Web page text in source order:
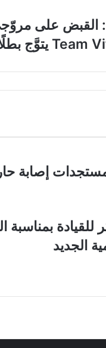
القبض على
إصابة
للقيادة
الجديد